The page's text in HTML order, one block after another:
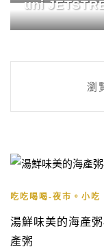
uni
瀏
吃吃喝喝-夜市。小吃
湯鮮味美的海產
產粥